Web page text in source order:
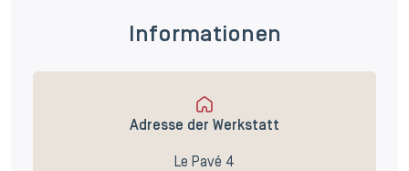
Informationen
Adresse der Werkstatt
Le Pavé 4